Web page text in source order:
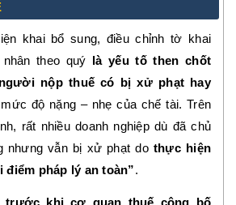
khai bổ sung, điều chỉnh tờ khai
theo quý là yếu tố then chốt
nộp thuế có bị xử phạt hay
độ nặng – nhẹ của chế tài. Trên
rất nhiều doanh nghiệp dù đã chủ
nhưng vẫn bị xử phạt do thực hiện
pháp lý an toàn”.
trước khi cơ quan thuế công bố